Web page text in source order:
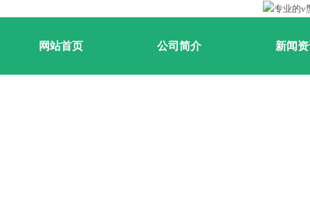
网站首页 公司简介 新闻